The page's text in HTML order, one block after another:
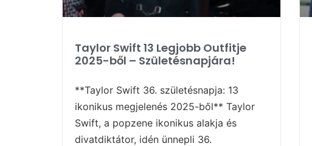
Taylor Swift 13 Legjobb Outfitje
2025-ből – Születésnapjára!
**Taylor Swift 36. születésnapja: 13
ikonikus megjelenés 2025-ből** Taylor
Swift, a popzene ikonikus alakja és
divatdiktátor, idén ünnepli 36.